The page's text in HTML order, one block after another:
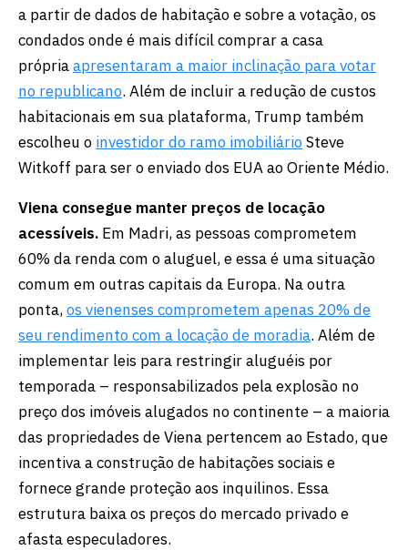
a partir de dados de habitação e sobre a votação, os
condados onde é mais difícil comprar a casa
própriaapresentaram a maior inclinação para votar
no republicano. Além de incluir a redução de custos
habitacionais em sua plataforma, Trump também
escolheu o investidor do ramo imobiliárioSteve
Witkoff para ser o enviado dos EUA ao Oriente Médio.
Viena consegue manter preços de locação
acessíveis. Em Madri, as pessoas comprometem
60% da renda com o aluguel, e essa é uma situação
comum em outras capitais da Europa. Na outra
ponta,os vienenses comprometem apenas 20% de
seu rendimento com a locação de moradia. Além de
implementar leis para restringir aluguéis por
temporada – responsabilizados pela explosão no
preço dos imóveis alugados no continente – a maioria
das propriedades de Viena pertencem ao Estado, que
incentiva a construção de habitações sociais e
fornece grande proteção aos inquilinos. Essa
estrutura baixa os preços do mercado privado e
afasta especuladores.